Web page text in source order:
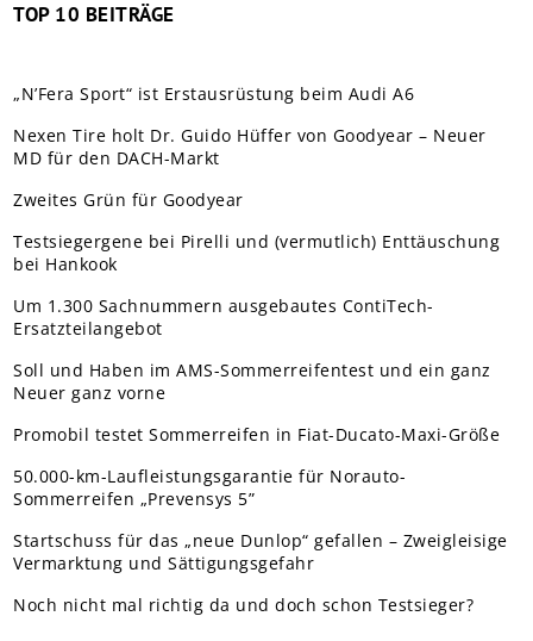
TOP 10 BEITRÄGE
„N’Fera Sport“ ist Erstausrüstung beim Audi A6
Nexen Tire holt Dr. Guido Hüffer von Goodyear – Neuer
MD für den DACH-Markt
Zweites Grün für Goodyear
Testsiegergene bei Pirelli und (vermutlich) Enttäuschung
bei Hankook
Um 1.300 Sachnummern ausgebautes ContiTech-
Ersatzteilangebot
Soll und Haben im AMS-Sommerreifentest und ein ganz
Neuer ganz vorne
Promobil testet Sommerreifen in Fiat-Ducato-Maxi-Größe
50.000-km-Laufleistungsgarantie für Norauto-
Sommerreifen „Prevensys 5”
Startschuss für das „neue Dunlop“ gefallen – Zweigleisige
Vermarktung und Sättigungsgefahr
Noch nicht mal richtig da und doch schon Testsieger?